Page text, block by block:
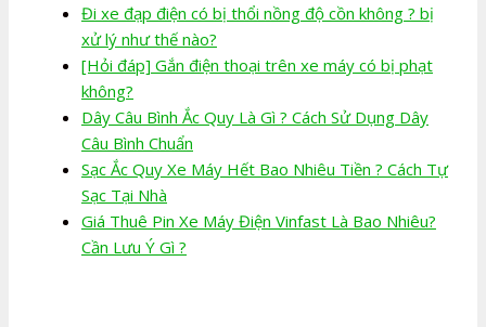
Đi xe đạp điện có bị thổi nồng độ cồn không ? bị
xử lý như thế nào?
[Hỏi đáp] Gắn điện thoại trên xe máy có bị phạt
không?
Dây Câu Bình Ắc Quy Là Gì ? Cách Sử Dụng Dây
Câu Bình Chuẩn
Sạc Ắc Quy Xe Máy Hết Bao Nhiêu Tiền ? Cách Tự
Sạc Tại Nhà
Giá Thuê Pin Xe Máy Điện Vinfast Là Bao Nhiêu?
Cần Lưu Ý Gì ?